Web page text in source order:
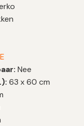
Nee
63 x 60 cm